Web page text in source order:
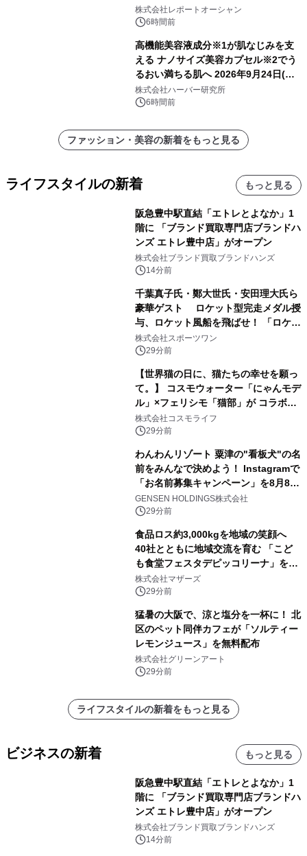
を牽引
株式会社レポートオーシャン
6時間前
高機能美容液成分※1が肌なじみを支
える ナノサイズ美容カプセル※2でう
るおい満ちる肌へ 2026年9月24日(木)
よりリニューアル新発売 『ディープモ
イストセラム』
株式会社ハーバー研究所
6時間前
ファッション・美容の新着をもっと見る
ライフスタイルの新着 もっと見る
阪急豊中駅直結「エトレとよなか」1
階に 「ブランド買取専門店ブランドハ
ンズ エトレ豊中店」がオープン
株式会社ブランド買取ブランドハンズ
14分前
千葉真子氏・鄭大世氏・安田理大氏ら
豪華ゲスト ロケット型完走メダル授
与、ロケット風船を飛ばせ！ 「ロケッ
トマラソン2026」開催
株式会社スポーツワン
29分前
【世界猫の日に、猫たちの幸せを願っ
て。】 コスモウォーター「にゃんモデ
ル」×フェリシモ「猫部」が コラボキ
ャンペーンを実施
株式会社コスモライフ
29分前
わんわんリゾート 粟津の"看板犬"の名
前をみんなで決めよう！ Instagramで
「お名前募集キャンペーン」を8月8日
(土)より開催
GENSEN HOLDINGS株式会社
29分前
食品ロス約3,000kgを地域の笑顔へ
40社とともに地域交流を育む 「こど
も食堂フェスタデピッコリーナ」を9
月5日(土)開催
株式会社マザーズ
29分前
猛暑の大阪で、涼と塩分を一杯に！ 北
区のペット同伴カフェが「ソルティー
レモンジュース」を無料配布
株式会社グリーンアート
29分前
ライフスタイルの新着をもっと見る
ビジネスの新着 もっと見る
阪急豊中駅直結「エトレとよなか」1
階に 「ブランド買取専門店ブランドハ
ンズ エトレ豊中店」がオープン
株式会社ブランド買取ブランドハンズ
14分前